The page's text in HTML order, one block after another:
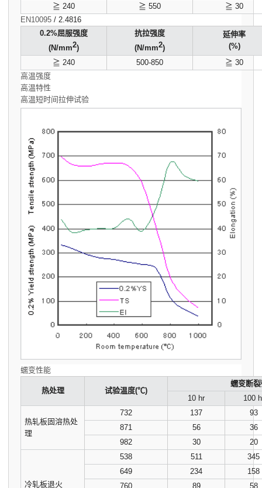
≧ 240
≧ 550
≧ 30
EN10095 / 2.4816
0.2%屈服强度
(N/mm2)
抗拉强度
(N/mm2)
延伸率
(%)
≧ 240
500-850
≧ 30
高温强度
高温特性
高温短时间拉伸试验
蠕变性能
热处理 试验温度(℃)
蠕变断
10 hr
100
热轧板固溶热处
理
732 137
93
871
56
36
982
30 20
冷轧板退火
538 511
345
649
234
158
760
89 58